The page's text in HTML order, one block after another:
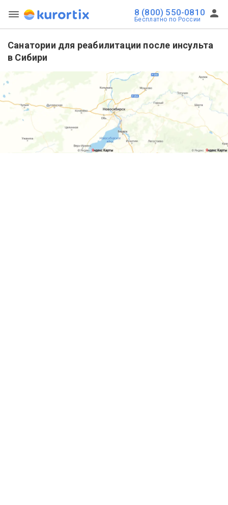
8 (800) 550-0810
Бесплатно по России
Санатории для реабилитации после инсульта
в Сибири